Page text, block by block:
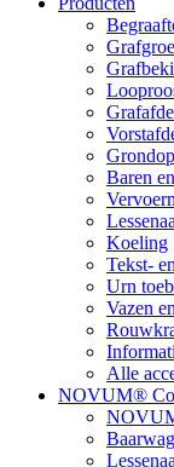
Baren
Koeling
Tekst-
Urn
Vazen
Alle
NOVUM®